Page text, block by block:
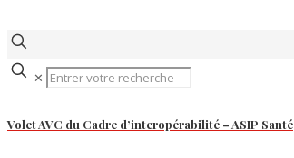
✕
Volet AVC du Cadre d’interopérabilité – ASIP Santé